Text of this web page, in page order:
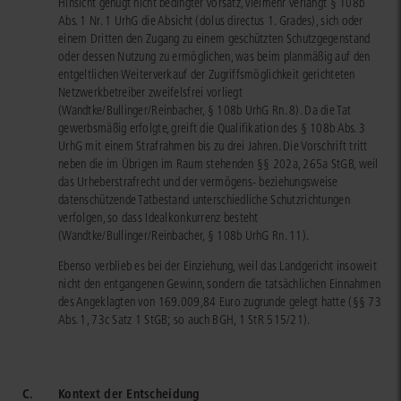
Abs. 1 Nr. 1 UrhG die Absicht (dolus directus 1. Grades), sich oder
einem Dritten den Zugang zu einem geschützten Schutzgegenstand
oder dessen Nutzung zu ermöglichen, was beim planmäßig auf den
entgeltlichen Weiterverkauf der Zugriffsmöglichkeit gerichteten
Netzwerkbetreiber zweifelsfrei vorliegt
(Wandtke/Bullinger/Reinbacher, § 108b UrhG Rn. 8). Da die Tat
gewerbsmäßig erfolgte, greift die Qualifikation des § 108b Abs. 3
UrhG mit einem Strafrahmen bis zu drei Jahren. Die Vorschrift tritt
neben die im Übrigen im Raum stehenden §§ 202a, 265a StGB, weil
das Urheberstrafrecht und der vermögens- beziehungsweise
datenschützende Tatbestand unterschiedliche Schutzrichtungen
verfolgen, so dass Idealkonkurrenz besteht
(Wandtke/Bullinger/Reinbacher, § 108b UrhG Rn. 11).
Ebenso verblieb es bei der Einziehung, weil das Landgericht insoweit
nicht den entgangenen Gewinn, sondern die tatsächlichen Einnahmen
des Angeklagten von 169.009,84 Euro zugrunde gelegt hatte (§§ 73
Abs. 1, 73c Satz 1 StGB; so auch BGH, 1 StR 515/21).
C. Kontext der Entscheidung